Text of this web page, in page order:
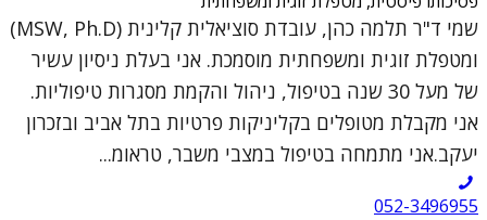
שמי ד"ר תלמה כהן, עובדת סוציאלית קלינית (MSW, Ph.D)
ומטפלת זוגית ומשפחתית מוסמכת. אני בעלת ניסיון עשיר
של מעל 30 שנה בטיפול, ניהול והקמת מסגרות טיפוליות.
אני מקבלת מטופלים בקליניקות פרטיות בתל אביב ובזכרון
יעקב.אני מתמחה בטיפול במצבי משבר, טראומ...
052-3496955